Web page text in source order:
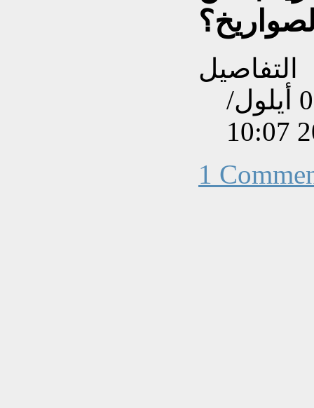
التفاصيل
تم إنشاءه بتاريخ الخميس, 05 أيلول/
1